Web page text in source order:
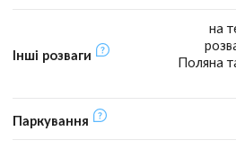
Інші розваги
на
Поляна
Паркування